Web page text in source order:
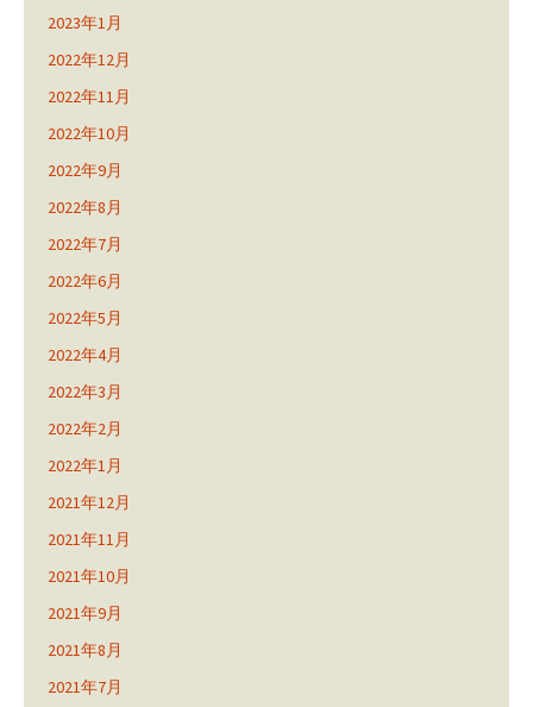
2023年1月
2022年12月
2022年11月
2022年10月
2022年9月
2022年8月
2022年7月
2022年6月
2022年5月
2022年4月
2022年3月
2022年2月
2022年1月
2021年12月
2021年11月
2021年10月
2021年9月
2021年8月
2021年7月